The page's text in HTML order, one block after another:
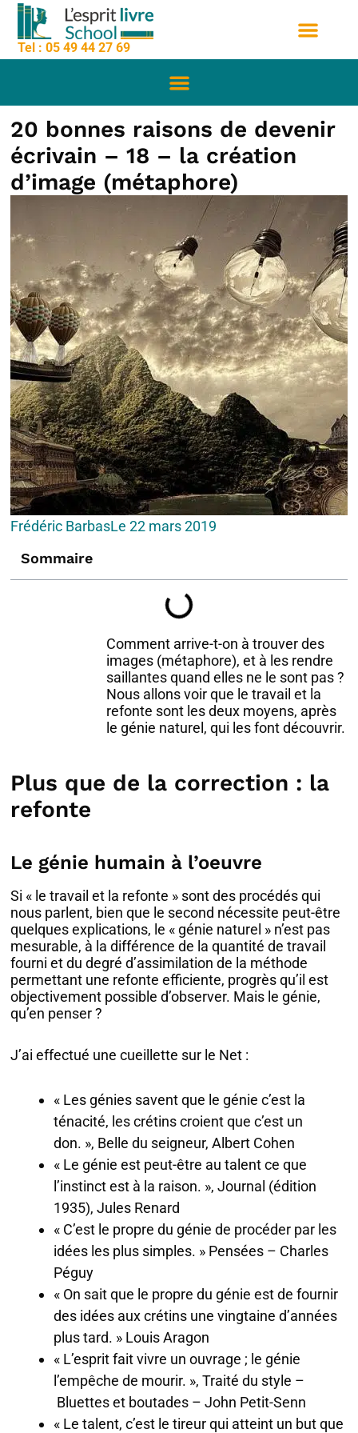
principal
Aller
contenu
Tel : 05 49 44 27 69
20 bonnes raisons de devenir
écrivain – 18 – la création
d’image (métaphore)
Frédéric BarbasLe 22 mars 2019
Sommaire
Comment arrive-t-on à trouver des
images (métaphore), et à les rendre
saillantes quand elles ne le sont pas ?
Nous allons voir que le travail et la
refonte sont les deux moyens, après
le génie naturel, qui les font découvrir.
Plus que de la correction : la
refonte
Le génie humain à l’oeuvre
Si « le travail et la refonte » sont des procédés qui
nous parlent, bien que le second nécessite peut-être
quelques explications, le « génie naturel » n’est pas
mesurable, à la différence de la quantité de travail
fourni et du degré d’assimilation de la méthode
permettant une refonte efficiente, progrès qu’il est
objectivement possible d’observer. Mais le génie,
qu’en penser ?
J’ai effectué une cueillette sur le Net :
« Les génies savent que le génie c’est la
ténacité, les crétins croient que c’est un
don. », Belle du seigneur, Albert Cohen
« Le génie est peut-être au talent ce que
l’instinct est à la raison. », Journal (édition
1935), Jules Renard
« C’est le propre du génie de procéder par les
idées les plus simples. » Pensées – Charles
Péguy
« On sait que le propre du génie est de fournir
des idées aux crétins une vingtaine d’années
plus tard. » Louis Aragon
« L’esprit fait vivre un ouvrage ; le génie
l’empêche de mourir. », Traité du style –
Bluettes et boutades – John Petit-Senn
« Le talent, c’est le tireur qui atteint un but que